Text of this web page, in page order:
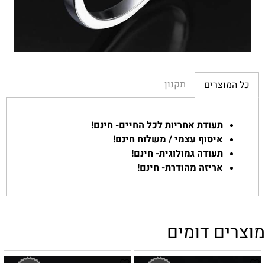
כל המוצרים תקנון
תעודת אחריות לכל החיים- חינם!
איסוף עצמי / משלוח חינם!
תעודה גמולוגית- חינם!
אריזה מהודרת- חינם!
מוצרים דומים